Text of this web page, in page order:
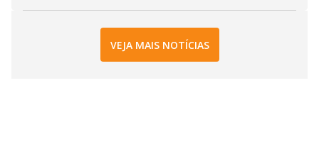
VEJA MAIS NOTÍCIAS